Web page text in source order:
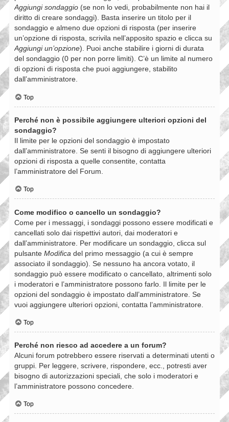
Aggiungi sondaggio (se non lo vedi, probabilmente non hai il
diritto di creare sondaggi). Basta inserire un titolo per il
sondaggio e almeno due opzioni di risposta (per inserire
un’opzione di risposta, scrivila nell’apposito spazio e clicca su
Aggiungi un’opzione). Puoi anche stabilire i giorni di durata
del sondaggio (0 per non porre limiti). C’è un limite al numero
di opzioni di risposta che puoi aggiungere, stabilito
dall’amministratore.
Top
Perché non è possibile aggiungere ulteriori opzioni del
sondaggio?
Il limite per le opzioni del sondaggio è impostato
dall’amministratore. Se senti il bisogno di aggiungere ulteriori
opzioni di risposta a quelle consentite, contatta
l’amministratore del Forum.
Top
Come modifico o cancello un sondaggio?
Come per i messaggi, i sondaggi possono essere modificati e
cancellati solo dai rispettivi autori, dai moderatori e
dall’amministratore. Per modificare un sondaggio, clicca sul
pulsante Modifica del primo messaggio (a cui è sempre
associato il sondaggio). Se nessuno ha ancora votato, il
sondaggio può essere modificato o cancellato, altrimenti solo
i moderatori e l’amministratore possono farlo. Il limite per le
opzioni del sondaggio è impostato dall’amministratore. Se
vuoi aggiungere ulteriori opzioni, contatta l’amministratore.
Top
Perché non riesco ad accedere a un forum?
Alcuni forum potrebbero essere riservati a determinati utenti o
gruppi. Per leggere, scrivere, rispondere, ecc., potresti aver
bisogno di autorizzazioni speciali, che solo i moderatori e
l’amministratore possono concedere.
Top